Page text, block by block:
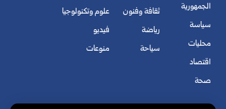
الجمهورية
سياسة
محليات
اقتصاد
صحة
ثقافة وفنون
رياضة
سياحة
علوم وتكنولوجيا
فيديو
منوعات